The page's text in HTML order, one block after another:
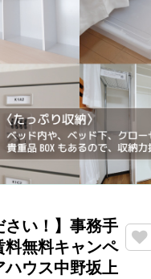
さい！】事務手
料無料キャンペ
ハウス中野坂上